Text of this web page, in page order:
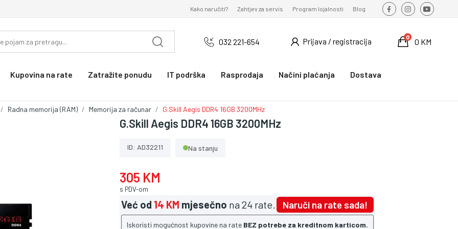
Kako naručiti? Zahtjev za servis Program lojalnosti Blog
032 221-654 Prijava / registracija 0 KM
0
Kupovina na rate Zatražite ponudu IT podrška Rasprodaja Načini plaćanja Dostava
Radna memorija (RAM) Memorija za računar G.Skill Aegis DDR4 16GB 3200MHz
G.Skill Aegis DDR4 16GB 3200MHz
ID: AD32211 Na stanju
305 KM
s PDV-om
Već od 14 KM mjesečno na 24 rate. Naruči na rate sada!
Iskoristi mogućnost kupovine na rate BEZ potrebe za kreditnom karticom.